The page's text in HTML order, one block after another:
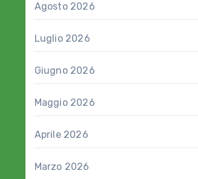
Agosto 2026
Luglio 2026
Giugno 2026
Maggio 2026
Aprile 2026
Marzo 2026